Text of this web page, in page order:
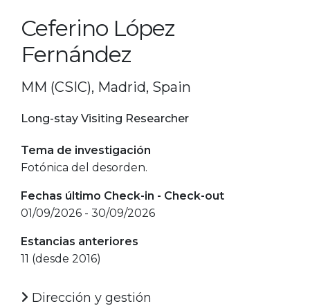
Ceferino López
Fernández
MM (CSIC), Madrid, Spain
Long-stay Visiting Researcher
Tema de investigación
Fotónica del desorden.
Fechas último Check-in - Check-out
01/09/2026 - 30/09/2026
Estancias anteriores
11 (desde 2016)
Dirección y gestión